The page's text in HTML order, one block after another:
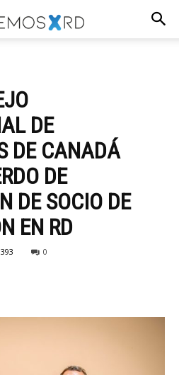
DE
DE CANADÁ
DE
DE SOCIO DE
EN RD
393 0